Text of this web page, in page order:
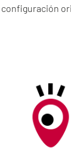
configuración